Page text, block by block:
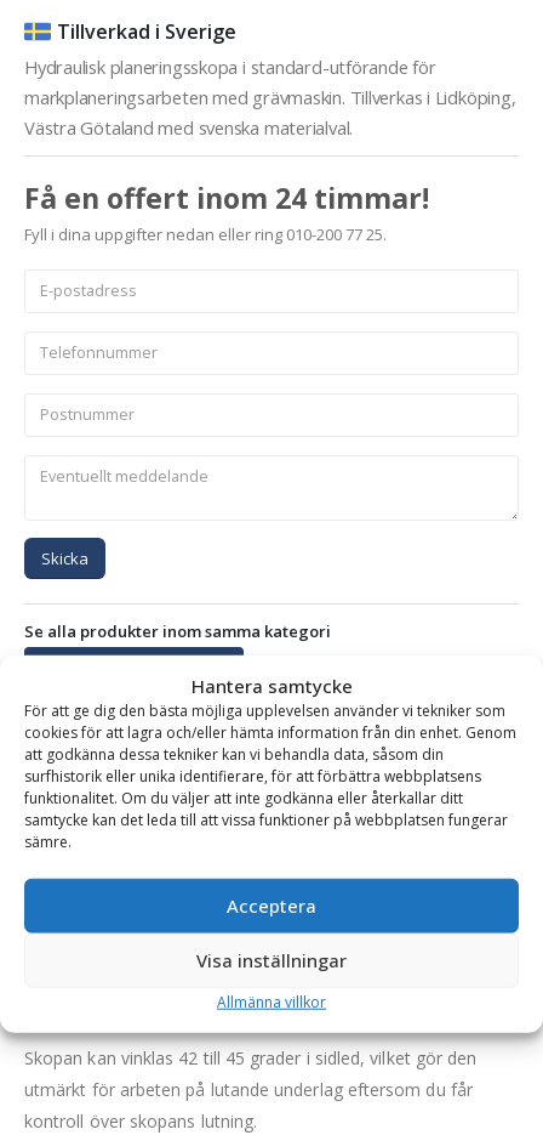
Hantera samtycke
För att ge dig den bästa möjliga upplevelsen använder vi tekniker som
cookies för att lagra och/eller hämta information från din enhet. Genom
att godkänna dessa tekniker kan vi behandla data, såsom din
surfhistorik eller unika identifierare, för att förbättra webbplatsens
funktionalitet. Om du väljer att inte godkänna eller återkallar ditt
samtycke kan det leda till att vissa funktioner på webbplatsen fungerar
sämre.
Acceptera
Visa inställningar
Allmänna villkor
Tillverkad i Sverige
Hydraulisk planeringsskopa i standard-utförande för
markplaneringsarbeten med grävmaskin. Tillverkas i Lidköping,
Västra Götaland med svenska materialval.
Få en offert inom 24 timmar!
Fyll i dina uppgifter nedan eller ring 010-200 77 25.
Skicka
Se alla produkter inom samma kategori
BESKRIVNING
Planeringsskopa – hydraulisk, fäste S2/B27, volym 1500
liter, bredd 2000 mm
Hydraulisk planeringsskopa med liggande cylindrar för
markplaneringsarbeten med grävmaskin.
vägunderhåll, eller lantbruk.
Skopan kan vinklas 42 till 45 grader i sidled, vilket gör den
utmärkt för arbeten på lutande underlag eftersom du får
kontroll över skopans lutning.